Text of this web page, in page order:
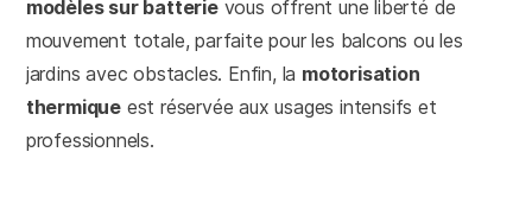
modèles sur batterievous offrent une liberté de
mouvement totale, parfaite pour les balcons ou les
jardins avec obstacles. Enfin, la motorisation
thermique est réservée aux usages intensifs et
professionnels.